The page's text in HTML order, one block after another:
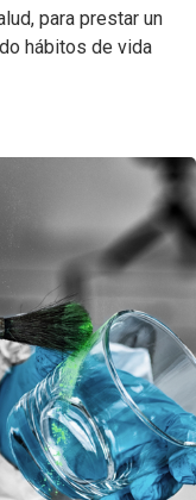
para prestar un
hábitos de vida